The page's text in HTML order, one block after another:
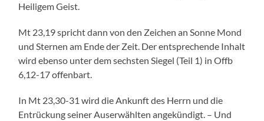
Heiligem Geist.
Mt 23,19 spricht dann von den Zeichen an Sonne Mond
und Sternen am Ende der Zeit. Der entsprechende Inhalt
wird ebenso unter dem sechsten Siegel (Teil 1) in Offb
6,12-17 offenbart.
In Mt 23,30-31 wird die Ankunft des Herrn und die
Entrückung seiner Auserwählten angekündigt. – Und